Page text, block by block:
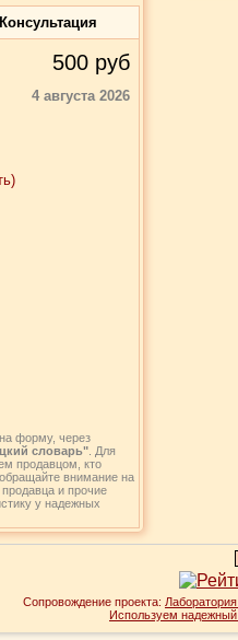
Консультация
500 руб
4 августа 2026
форму, через
словарь". Для
продавцом, кто
внимание на
и прочие
у надежных
Сопровождение проекта:
Используем надежный